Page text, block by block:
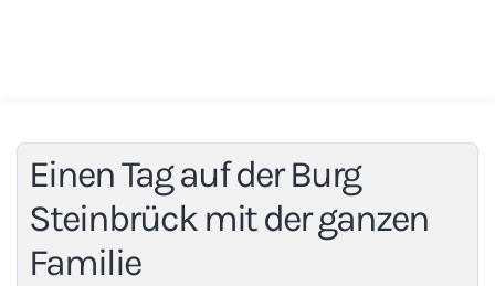
Einen Tag auf der Burg
Steinbrück mit der ganzen
Familie